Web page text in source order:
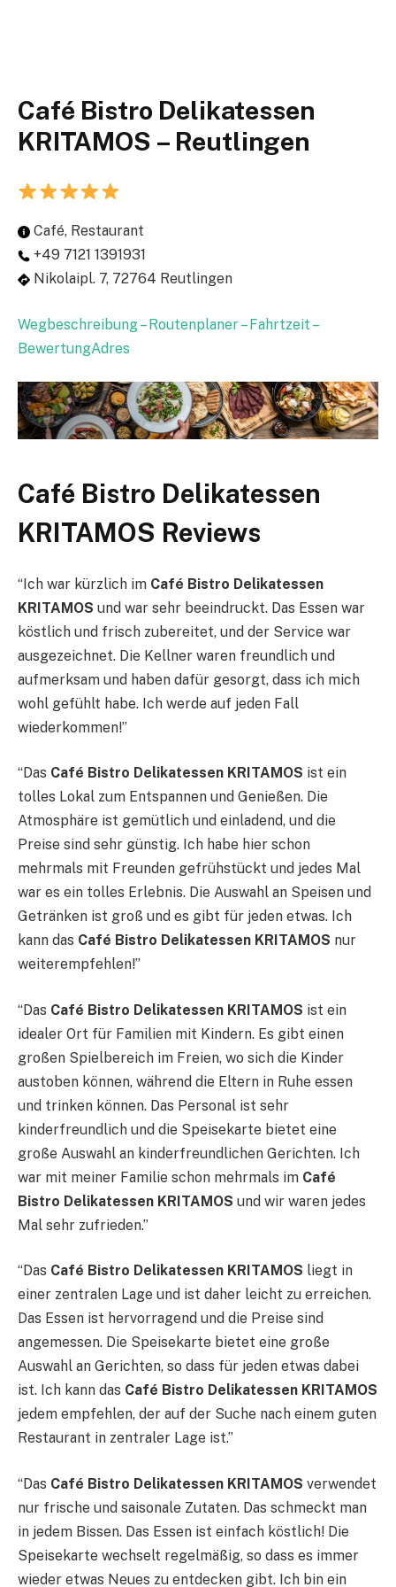
Café Bistro Delikatessen
KRITAMOS – Reutlingen
Café, Restaurant
+49 7121 1391931
Nikolaipl. 7, 72764 Reutlingen
Wegbeschreibung – Routenplaner – Fahrtzeit –
BewertungAdres
Café Bistro Delikatessen
KRITAMOS Reviews
“Ich war kürzlich im Café Bistro Delikatessen
KRITAMOS und war sehr beeindruckt. Das Essen war
köstlich und frisch zubereitet, und der Service war
ausgezeichnet. Die Kellner waren freundlich und
aufmerksam und haben dafür gesorgt, dass ich mich
wohl gefühlt habe. Ich werde auf jeden Fall
wiederkommen!”
“Das Café Bistro Delikatessen KRITAMOS ist ein
tolles Lokal zum Entspannen und Genießen. Die
Atmosphäre ist gemütlich und einladend, und die
Preise sind sehr günstig. Ich habe hier schon
mehrmals mit Freunden gefrühstückt und jedes Mal
war es ein tolles Erlebnis. Die Auswahl an Speisen und
Getränken ist groß und es gibt für jeden etwas. Ich
kann das Café Bistro Delikatessen KRITAMOS nur
weiterempfehlen!”
“Das Café Bistro Delikatessen KRITAMOS ist ein
idealer Ort für Familien mit Kindern. Es gibt einen
großen Spielbereich im Freien, wo sich die Kinder
austoben können, während die Eltern in Ruhe essen
und trinken können. Das Personal ist sehr
kinderfreundlich und die Speisekarte bietet eine
große Auswahl an kinderfreundlichen Gerichten. Ich
war mit meiner Familie schon mehrmals im Café
Bistro Delikatessen KRITAMOS und wir waren jedes
Mal sehr zufrieden.”
“Das Café Bistro Delikatessen KRITAMOS liegt in
einer zentralen Lage und ist daher leicht zu erreichen.
Das Essen ist hervorragend und die Preise sind
angemessen. Die Speisekarte bietet eine große
Auswahl an Gerichten, so dass für jeden etwas dabei
ist. Ich kann das Café Bistro Delikatessen KRITAMOS
jedem empfehlen, der auf der Suche nach einem guten
Restaurant in zentraler Lage ist.”
“Das Café Bistro Delikatessen KRITAMOS verwendet
nur frische und saisonale Zutaten. Das schmeckt man
in jedem Bissen. Das Essen ist einfach köstlich! Die
Speisekarte wechselt regelmäßig, so dass es immer
wieder etwas Neues zu entdecken gibt. Ich bin ein